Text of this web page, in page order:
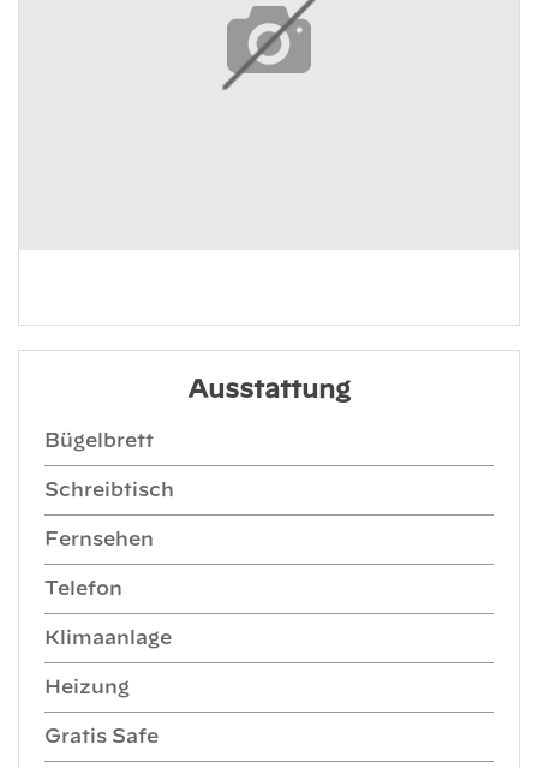
Ausstattung
Bügelbrett
Schreibtisch
Fernsehen
Telefon
Klimaanlage
Heizung
Gratis Safe